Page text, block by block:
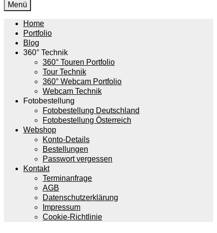
Menü
Home
Portfolio
Blog
360° Technik
360° Touren Portfolio
Tour Technik
360° Webcam Portfolio
Webcam Technik
Fotobestellung
Fotobestellung Deutschland
Fotobestellung Österreich
Webshop
Konto-Details
Bestellungen
Passwort vergessen
Kontakt
Terminanfrage
AGB
Datenschutzerklärung
Impressum
Cookie-Richtlinie